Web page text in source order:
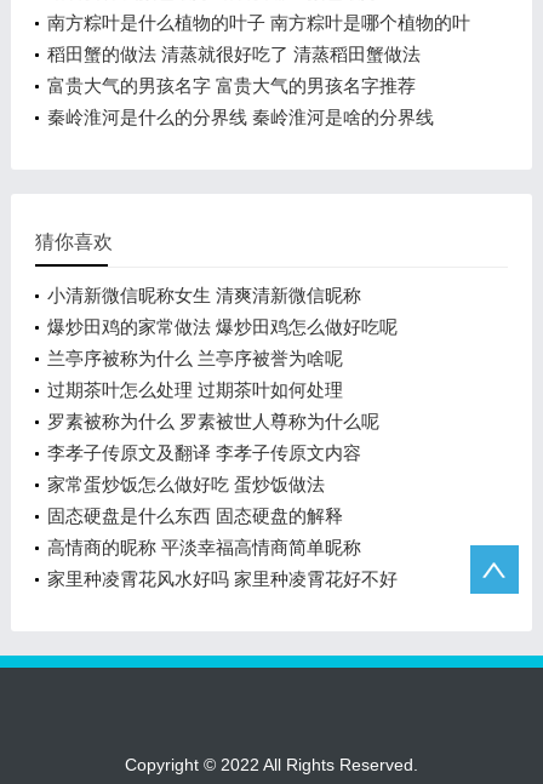
南方粽叶是什么植物的叶子 南方粽叶是哪个植物的叶
子
稻田蟹的做法 清蒸就很好吃了 清蒸稻田蟹做法
富贵大气的男孩名字 富贵大气的男孩名字推荐
秦岭淮河是什么的分界线 秦岭淮河是啥的分界线
猜你喜欢
小清新微信昵称女生 清爽清新微信昵称
爆炒田鸡的家常做法 爆炒田鸡怎么做好吃呢
兰亭序被称为什么 兰亭序被誉为啥呢
过期茶叶怎么处理 过期茶叶如何处理
罗素被称为什么 罗素被世人尊称为什么呢
李孝子传原文及翻译 李孝子传原文内容
家常蛋炒饭怎么做好吃 蛋炒饭做法
固态硬盘是什么东西 固态硬盘的解释
高情商的昵称 平淡幸福高情商简单昵称
家里种凌霄花风水好吗 家里种凌霄花好不好
Copyright © 2022 All Rights Reserved.